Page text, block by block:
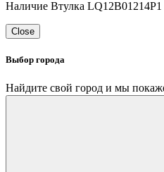
Наличие Втулка LQ12B01214P1
Close
Выбор города
Найдите свой город и мы